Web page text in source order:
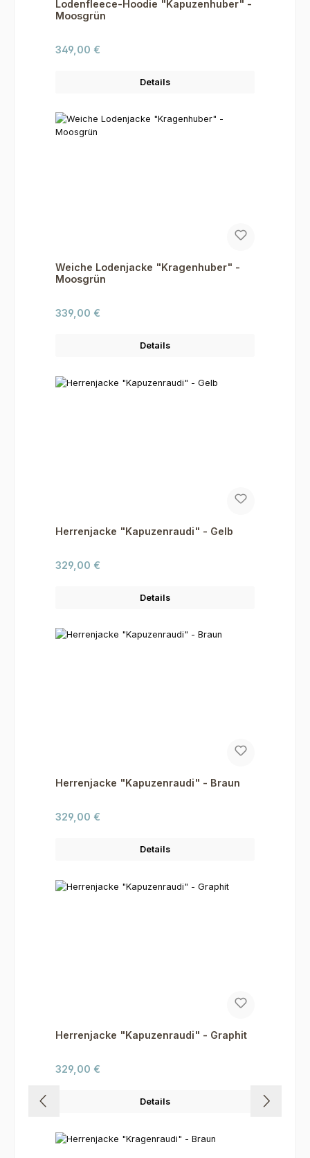
Lodenfleece-Hoodie "Kapuzenhuber" -
Moosgrün
Regulärer Preis:
349,00 €
Details
Weiche Lodenjacke "Kragenhuber" -
Moosgrün
Regulärer Preis:
339,00 €
Details
Herrenjacke "Kapuzenraudi" - Gelb
Regulärer Preis:
329,00 €
Details
Herrenjacke "Kapuzenraudi" - Braun
Regulärer Preis:
329,00 €
Details
Herrenjacke "Kapuzenraudi" - Graphit
Regulärer Preis:
329,00 €
Details